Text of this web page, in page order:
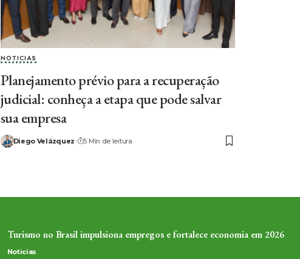
NOTICIAS
Planejamento prévio para a recuperação
judicial: conheça a etapa que pode salvar
sua empresa
Diego Velázquez 5 Min de leitura
Turismo no Brasil impulsiona empregos e fortalece economia em 2026
Noticias